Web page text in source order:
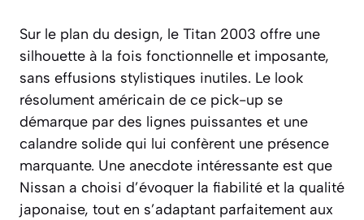
Sur le plan du design, le Titan 2003 offre une
silhouette à la fois fonctionnelle et imposante,
sans effusions stylistiques inutiles. Le look
résolument américain de ce pick-up se
démarque par des lignes puissantes et une
calandre solide qui lui confèrent une présence
marquante. Une anecdote intéressante est que
Nissan a choisi d’évoquer la fiabilité et la qualité
japonaise, tout en s’adaptant parfaitement aux